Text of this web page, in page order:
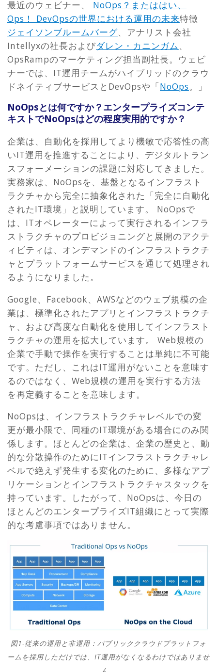
最近のウェビナー、 NoOps？またははい、
Ops！ DevOpsの世界における運用の未来特徴
ジェイソンブルームバーグ、アナリスト会社
Intellyxの社長およびダレン・カニンガム 、
OpsRampのマーケティング担当副社長。ウェビ
ナーでは、IT運用チームがハイブリッドのクラウ
ドネイティブサービスとDevOpsや「NoOps。」
NoOpsとは何ですか？エンタープライズコンテ
キストでNoOpsはどの程度実用的ですか？
企業は、自動化を採用してより機敏で応答性の高
いIT運用を推進することにより、デジタルトラン
スフォーメーションの課題に対応してきました。
実務家は、NoOpsを、基盤となるインフラスト
ラクチャから完全に抽象化された「完全に自動化
されたIT環境」と説明しています。 NoOpsで
は、ITオペレーターによって実行されるインフラ
ストラクチャのプロビジョニングと展開のアクテ
ィビティは、オンデマンドのインフラストラクチ
ャとプラットフォームサービスを通じて処理され
るようになりました。
Google、Facebook、AWSなどのウェブ規模の企
業は、標準化されたアプリとインフラストラクチ
ャ、および高度な自動化を使用してインフラスト
ラクチャの運用を拡大しています。 Web規模の
企業で手動で操作を実行することは単純に不可能
です。ただし、これはIT運用がないことを意味す
るのではなく、Web規模の運用を実行する方法
を再定義することを意味します。
NoOpsは、インフラストラクチャレベルでの変
更が最小限で、同種のIT環境がある場合にのみ関
係します。ほとんどの企業は、企業の歴史と、動
的な分散操作のためにITインフラストラクチャレ
ベルで絶えず発生する変化のために、多様なアプ
リケーションとインフラストラクチャスタックを
持っています。したがって、NoOpsは、今日の
ほとんどのエンタープライズIT組織にとって実際
的な考慮事項ではありません。
図1-従来の運用と非運用：パブリッククラウドプラットフォ
ームを採用しただけでは、IT運用がなくなるわけではありませ